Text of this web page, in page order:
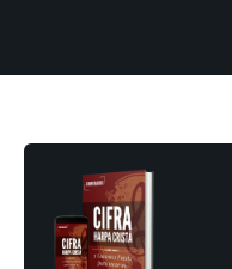
EBOOK
GRÁTIS